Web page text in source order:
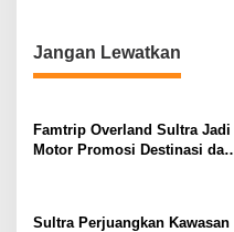
Jangan Lewatkan
Famtrip Overland Sultra Jadi
Motor Promosi Destinasi dan
Sultra Perjuangkan Kawasan